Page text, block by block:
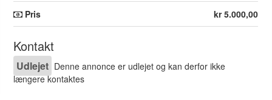
Pris kr 5.000,00
Kontakt
Udlejet Denne annonce er udlejet og kan derfor ikke
længere kontaktes